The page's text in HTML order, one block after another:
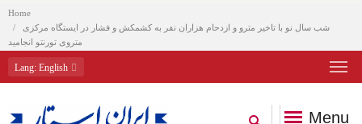
Home
شب سال نو با تاخیر مترو و ازدحام هزاران نفر به کشمکش و فشار در ایستگاه مرکزی
متروی تورنتو انجامید
Lang: English
Menu